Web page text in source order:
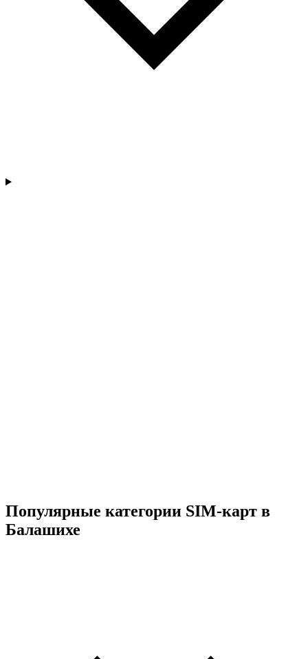
Популярные категории SIM-карт в
Балашихе